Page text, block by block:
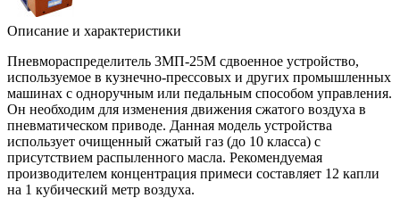
Описание и характеристики
Пневмораспределитель 3МП-25М сдвоенное устройство,
используемое в кузнечно-прессовых и других промышленных
машинах с одноручным или педальным способом управления.
Он необходим для изменения движения сжатого воздуха в
пневматическом приводе. Данная модель устройства
использует очищенный сжатый газ (до 10 класса) с
присутствием распыленного масла. Рекомендуемая
производителем концентрация примеси составляет 12 капли
на 1 кубический метр воздуха.